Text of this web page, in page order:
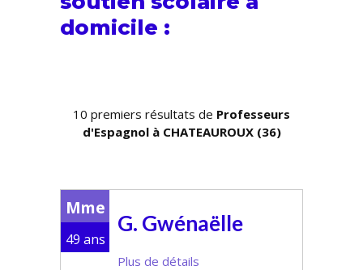
domicile :
10 premiers résultats de Professeurs
d'Espagnol à CHATEAUROUX (36)
Mme
49 ans
G. Gwénaëlle
Plus de détails